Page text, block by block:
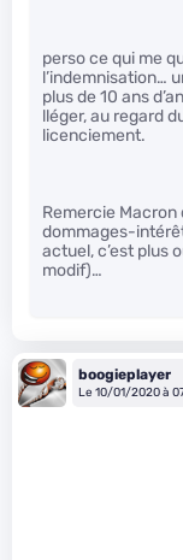
perso ce qui me
l’indemnisation…
plus de 10 ans
lléger, au regard
licenciement.
Remercie
dommages-
actuel, c’est plus
modif)…
boogieplayer
Le 10/01/2020 à